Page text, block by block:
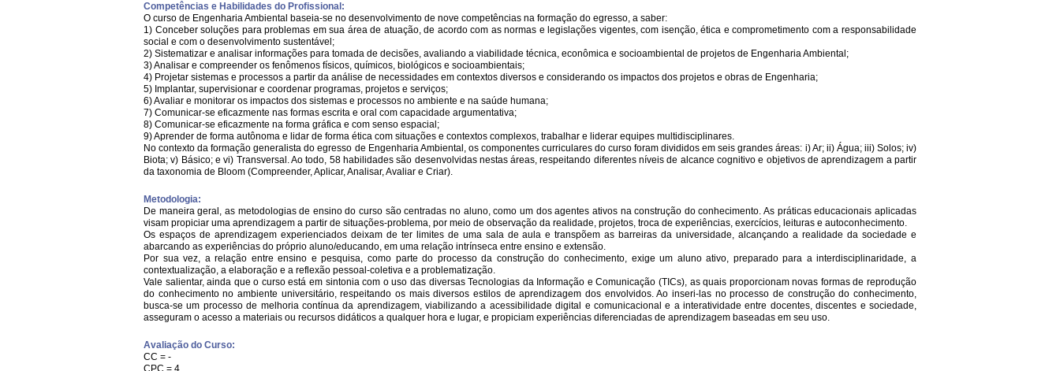
Competências e Habilidades do Profissional:
O curso de Engenharia Ambiental baseia-se no desenvolvimento de nove competências na formação do egresso, a saber:
1) Conceber soluções para problemas em sua área de atuação, de acordo com as normas e legislações vigentes, com isenção, ética e comprometimento com a responsabilidade
social e com o desenvolvimento sustentável;
2) Sistematizar e analisar informações para tomada de decisões, avaliando a viabilidade técnica, econômica e socioambiental de projetos de Engenharia Ambiental;
3) Analisar e compreender os fenômenos físicos, químicos, biológicos e socioambientais;
4) Projetar sistemas e processos a partir da análise de necessidades em contextos diversos e considerando os impactos dos projetos e obras de Engenharia;
5) Implantar, supervisionar e coordenar programas, projetos e serviços;
6) Avaliar e monitorar os impactos dos sistemas e processos no ambiente e na saúde humana;
7) Comunicar-se eficazmente nas formas escrita e oral com capacidade argumentativa;
8) Comunicar-se eficazmente na forma gráfica e com senso espacial;
9) Aprender de forma autônoma e lidar de forma ética com situações e contextos complexos, trabalhar e liderar equipes multidisciplinares.
No contexto da formação generalista do egresso de Engenharia Ambiental, os componentes curriculares do curso foram divididos em seis grandes áreas: i) Ar; ii) Água; iii) Solos; iv)
Biota; v) Básico; e vi) Transversal. Ao todo, 58 habilidades são desenvolvidas nestas áreas, respeitando diferentes níveis de alcance cognitivo e objetivos de aprendizagem a partir
da taxonomia de Bloom (Compreender, Aplicar, Analisar, Avaliar e Criar).
Metodologia:
De maneira geral, as metodologias de ensino do curso são centradas no aluno, como um dos agentes ativos na construção do conhecimento. As práticas educacionais aplicadas
visam propiciar uma aprendizagem a partir de situações-problema, por meio de observação da realidade, projetos, troca de experiências, exercícios, leituras e autoconhecimento.
Os espaços de aprendizagem experienciados deixam de ter limites de uma sala de aula e transpõem as barreiras da universidade, alcançando a realidade da sociedade e
abarcando as experiências do próprio aluno/educando, em uma relação intrínseca entre ensino e extensão.
Por sua vez, a relação entre ensino e pesquisa, como parte do processo da construção do conhecimento, exige um aluno ativo, preparado para a interdisciplinaridade, a
contextualização, a elaboração e a reflexão pessoal-coletiva e a problematização.
Vale salientar, ainda que o curso está em sintonia com o uso das diversas Tecnologias da Informação e Comunicação (TICs), as quais proporcionam novas formas de reprodução
do conhecimento no ambiente universitário, respeitando os mais diversos estilos de aprendizagem dos envolvidos. Ao inseri-las no processo de construção do conhecimento,
busca-se um processo de melhoria contínua da aprendizagem, viabilizando a acessibilidade digital e comunicacional e a interatividade entre docentes, discentes e sociedade,
asseguram o acesso a materiais ou recursos didáticos a qualquer hora e lugar, e propiciam experiências diferenciadas de aprendizagem baseadas em seu uso.
Avaliação do Curso:
CC = -
CPC = 4